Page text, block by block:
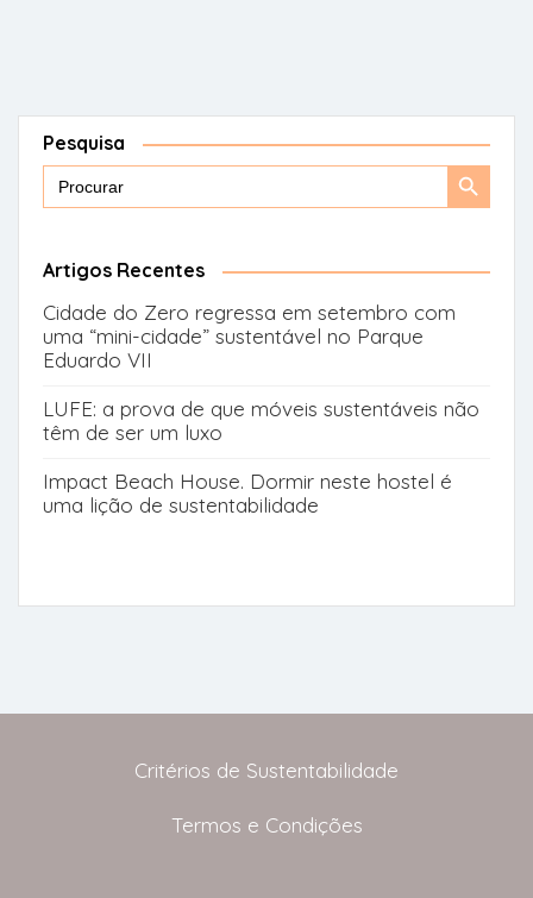
Pesquisa
Search
Search
Artigos Recentes
Cidade do Zero regressa em setembro com
uma “mini-cidade” sustentável no Parque
Eduardo VII
LUFE: a prova de que móveis sustentáveis não
têm de ser um luxo
Impact Beach House. Dormir neste hostel é
uma lição de sustentabilidade
Critérios de Sustentabilidade
Termos e Condições